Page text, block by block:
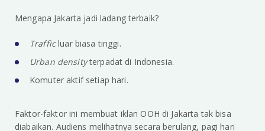
Mengapa Jakarta jadi ladang terbaik?
Trafficluar biasa tinggi.
Urban densityterpadat di Indonesia.
Komuter aktif setiap hari.
Faktor-faktor ini membuat iklan OOH di Jakarta tak bisa
diabaikan. Audiens melihatnya secara berulang, pagi hari